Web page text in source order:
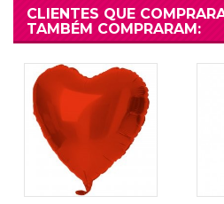
CLIENTES QUE
TAMBÉM COMPRARAM: